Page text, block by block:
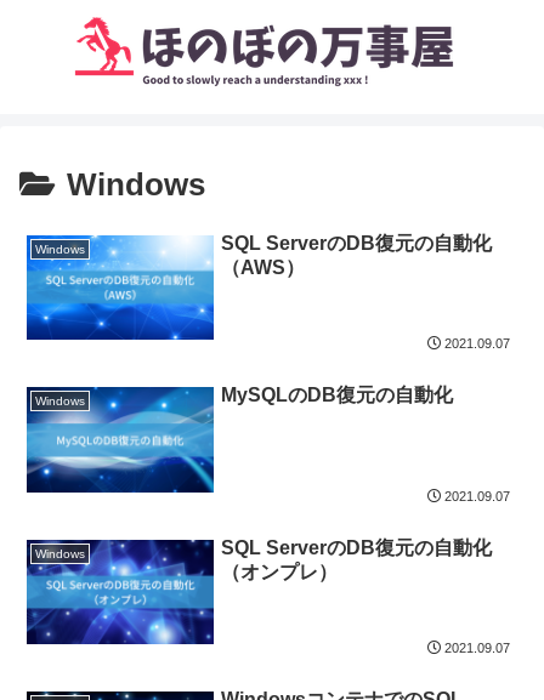
Windows
Windows
SQL ServerのDB復元の自動化
（AWS）
2021.09.07
Windows MySQLのDB復元の自動化
2021.09.07
Windows
SQL ServerのDB復元の自動化
（オンプレ）
2021.09.07